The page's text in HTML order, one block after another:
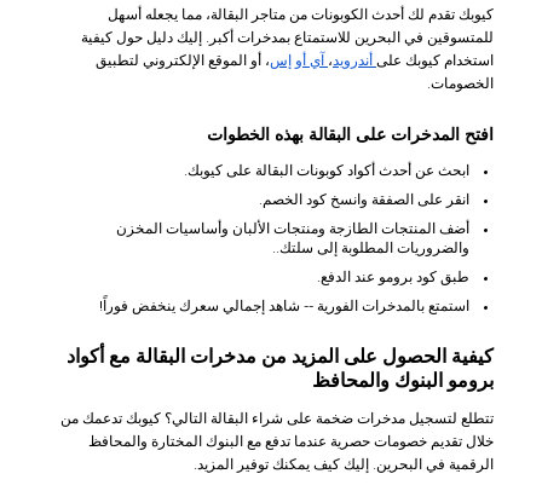
كيوبك تقدم لك أحدث الكوبونات من متاجر البقالة، مما يجعله أسهل
للمتسوقين في البحرين للاستمتاع بمدخرات أكبر. إليك دليل حول كيفية
استخدام كيوبك على أندرويد ، آي أو إس، أو الموقع الإلكتروني لتطبيق
الخصومات.
افتح المدخرات على البقالة بهذه الخطوات
ابحث عن أحدث أكواد كوبونات البقالة على كيوبك.
انقر على الصفقة وانسخ كود الخصم.
أضف المنتجات الطازجة ومنتجات الألبان وأساسيات المخزن
والضروريات المطلوبة إلى سلتك..
طبق كود برومو عند الدفع.
استمتع بالمدخرات الفورية -- شاهد إجمالي سعرك ينخفض فوراً!
كيفية الحصول على المزيد من مدخرات البقالة مع أكواد
برومو البنوك والمحافظ
تتطلع لتسجيل مدخرات ضخمة على شراء البقالة التالي؟ كيوبك تدعمك من
خلال تقديم خصومات حصرية عندما تدفع مع البنوك المختارة والمحافظ
الرقمية في البحرين. إليك كيف يمكنك توفير المزيد.